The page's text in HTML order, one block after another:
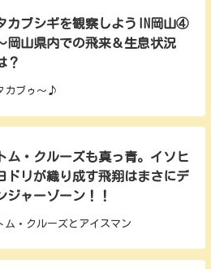
カブシギを観察しようIN岡山④
岡山県内での飛来＆生息状況
？
カブゥ～♪
トム・クルーズも真っ青。イソヒ
ドリが織り成す飛翔はまさにデ
ジャーゾーン！！
ム・クルーズとアイスマン